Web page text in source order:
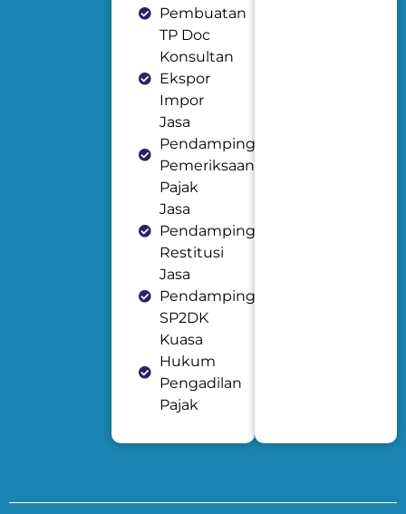
Pembuatan
TP Doc
Konsultan
Ekspor
Impor
Jasa
Pendampingan
Pemeriksaan
Pajak
Jasa
Pendampingan
Restitusi
Jasa
Pendampingan
SP2DK
Kuasa
Hukum
Pengadilan
Pajak